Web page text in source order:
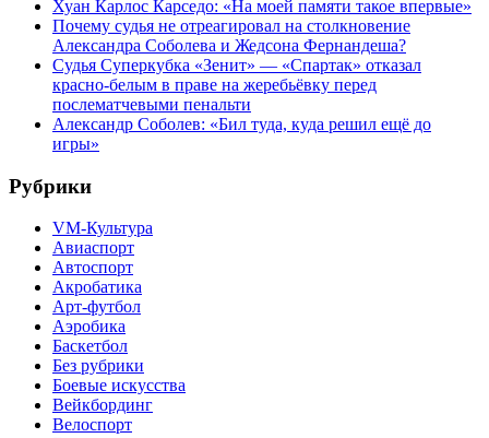
Хуан Карлос Карседо: «На моей памяти такое впервые»
Почему судья не отреагировал на столкновение
Александра Соболева и Жедсона Фернандеша?
Судья Суперкубка «Зенит» — «Спартак» отказал
красно-белым в праве на жеребьёвку перед
послематчевыми пенальти
Александр Соболев: «Бил туда, куда решил ещё до
игры»
Рубрики
VM-Культура
Авиаспорт
Автоспорт
Акробатика
Арт-футбол
Аэробика
Баскетбол
Без рубрики
Боевые искусства
Вейкбординг
Велоспорт